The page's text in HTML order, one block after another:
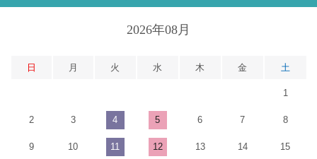
2026年08月
日 月 火 水 木 金 土
1
2 3 4 5 6 7 8
9 10 11 12 13 14 15